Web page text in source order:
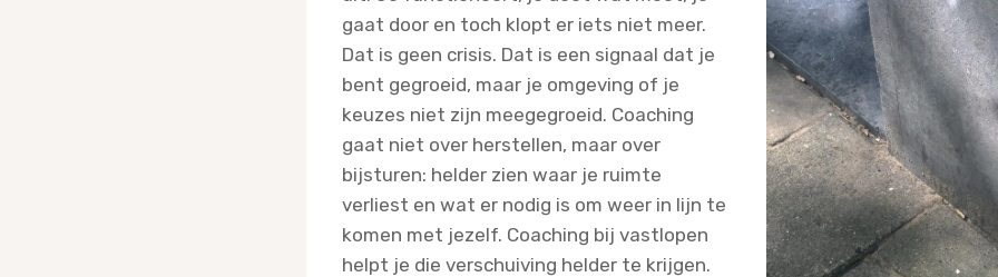
gaat door en toch klopt er iets niet meer.
Dat is geen crisis. Dat is een signaal dat je
bent gegroeid, maar je omgeving of je
keuzes niet zijn meegegroeid. Coaching
gaat niet over herstellen, maar over
bijsturen: helder zien waar je ruimte
verliest en wat er nodig is om weer in lijn te
komen met jezelf. Coaching bij vastlopen
helpt je die verschuiving helder te krijgen.